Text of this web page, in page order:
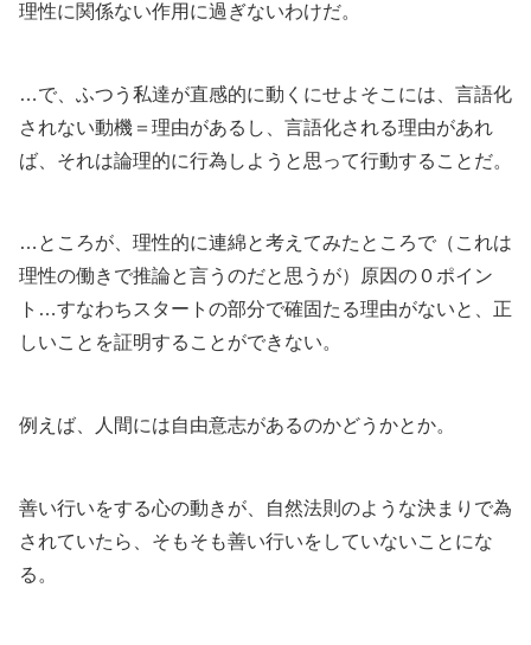
理性に関係ない作用に過ぎないわけだ。
…で、ふつう私達が直感的に動くにせよそこには、言語化
されない動機＝理由があるし、言語化される理由があれ
ば、それは論理的に行為しようと思って行動することだ。
…ところが、理性的に連綿と考えてみたところで（これは
理性の働きで推論と言うのだと思うが）原因の０ポイン
ト…すなわちスタートの部分で確固たる理由がないと、正
しいことを証明することができない。
例えば、人間には自由意志があるのかどうかとか。
善い行いをする心の動きが、自然法則のような決まりで為
されていたら、そもそも善い行いをしていないことにな
る。